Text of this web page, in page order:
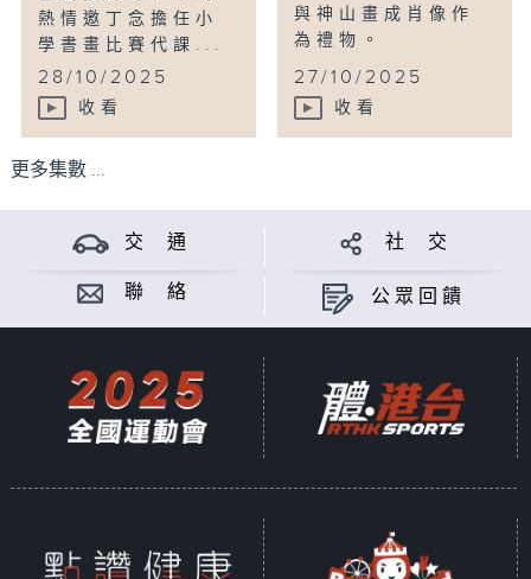
熱情邀丁念擔任小
學書畫比賽代課...
28/10/2025
收看
與神山畫成肖像作
為禮物。
27/10/2025
收看
更多集數 ...
交 通 社 交
聯 絡 公眾回饋